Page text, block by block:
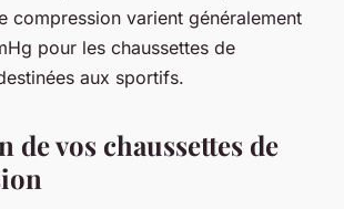
compression varient généralement
pour les chaussettes de
aux sportifs.
de vos chaussettes de